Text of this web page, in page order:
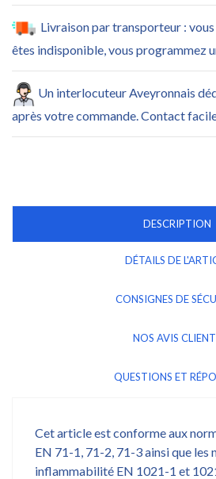
Livraison par transporteur :
êtes indisponible, vous programmez
Un interlocuteur Aveyronnais
après votre commande. Contact
DESCRIPTION
DÉTAILS DE
CONSIGNES DE
NOS AVIS
QUESTIONS ET
Cet article est conforme aux
EN 71-1, 71-2, 71-3 ainsi que les
inflammabilité EN 1021-1 et